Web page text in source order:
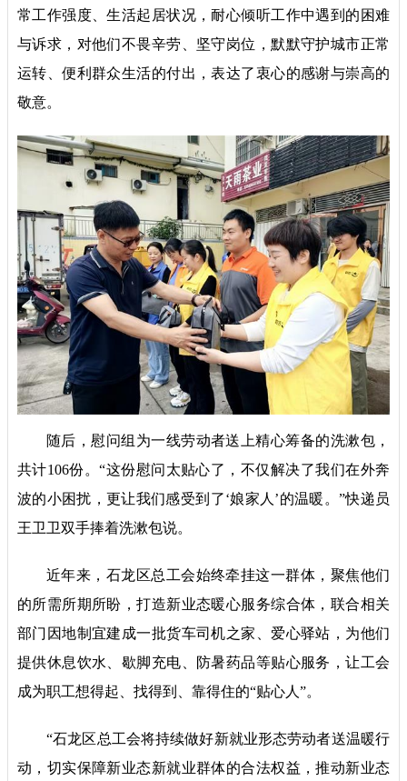
常工作强度、生活起居状况，耐心倾听工作中遇到的困难
与诉求，对他们不畏辛劳、坚守岗位，默默守护城市正常
运转、便利群众生活的付出，表达了衷心的感谢与崇高的
敬意。
随后，慰问组为一线劳动者送上精心筹备的洗漱包，
共计106份。“这份慰问太贴心了，不仅解决了我们在外奔
波的小困扰，更让我们感受到了‘娘家人’的温暖。”快递员
王卫卫双手捧着洗漱包说。
近年来，石龙区总工会始终牵挂这一群体，聚焦他们
的所需所期所盼，打造新业态暖心服务综合体，联合相关
部门因地制宜建成一批货车司机之家、爱心驿站，为他们
提供休息饮水、歇脚充电、防暑药品等贴心服务，让工会
成为职工想得起、找得到、靠得住的“贴心人”。
“石龙区总工会将持续做好新就业形态劳动者送温暖行
动，切实保障新业态新就业群体的合法权益，推动新业态